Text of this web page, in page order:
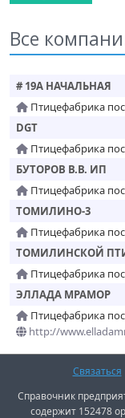
Все
# 19А НАЧАЛЬНАЯ
Птицефабрика
DGT
Птицефабрика
БУТОРОВ В.В. ИП
Птицефабрика
ТОМИЛИНО-3
Птицефабрика
ТОМИЛИНСКОЙ
Птицефабрика
ЭЛЛАДА МРАМОР
Птицефабрика
http://
Связаться
Справочник
содержит 152478